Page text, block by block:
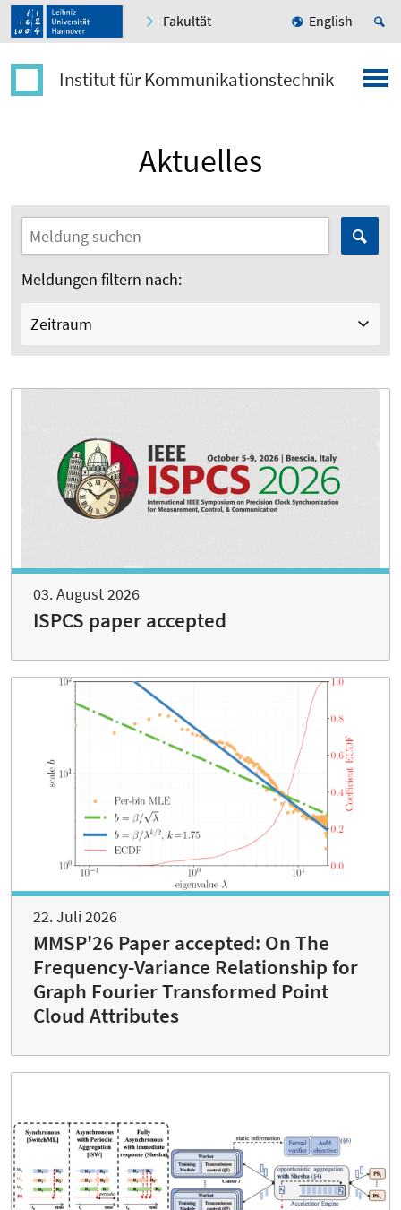
Fakultät English
Institut für Kommunikationstechnik
Aktuelles
Meldungen filtern nach:
Zeitraum
03. August 2026
ISPCS paper accepted
22. Juli 2026
MMSP'26 Paper accepted: On The
Frequency-Variance Relationship for
Graph Fourier Transformed Point
Cloud Attributes